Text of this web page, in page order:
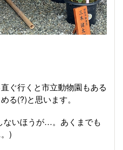
ぐ行くと市立動物園もある
る(?)と思います。
ないほうが…。あくまでも
)